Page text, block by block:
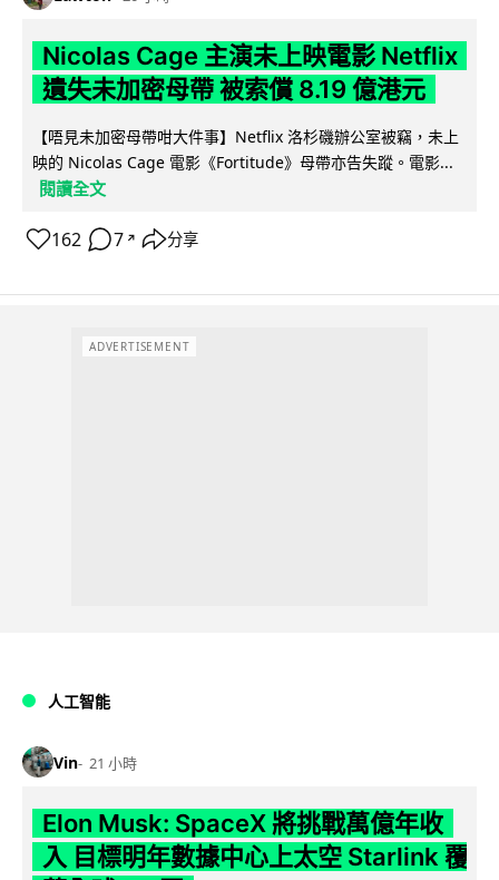
Nicolas Cage 主演未上映電影 Netflix
遺失未加密母帶 被索償 8.19 億港元
【唔見未加密母帶咁大件事】Netflix 洛杉磯辦公室被竊，未上
映的 Nicolas Cage 電影《Fortitude》母帶亦告失蹤。電影...
閱讀全文
162 7 ↗ 分享
ADVERTISEMENT
人工智能
Vin 21 小時
Elon Musk: SpaceX 將挑戰萬億年收
入 目標明年數據中心上太空 Starlink 覆